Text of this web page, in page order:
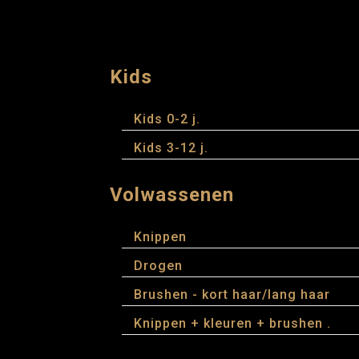
Kids
Kids 0-2 j.
Kids 3-12 j.
Volwassenen
Knippen
Drogen
Brushen - kort haar/lang haar
Knippen + kleuren + brushen .